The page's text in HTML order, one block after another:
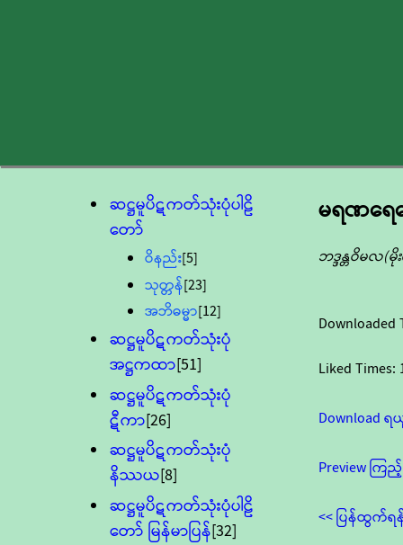
ဆဋ္ဌမူပိဋကတ်သုံးပုံပါဠိ
တော်
ဝိနည်း[5]
သုတ္တန်[23]
အဘိဓမ္မာ[12]
ဆဋ္ဌမူပိဋကတ်သုံးပုံ
အဋ္ဌကထာ[51]
ဆဋ္ဌမူပိဋကတ်သုံးပုံ
ဋီကာ[26]
ဆဋ္ဌမူပိဋကတ်သုံးပုံ
နိဿယ[8]
ဆဋ္ဌမူပိဋကတ်သုံးပုံပါဠိ
တော် မြန်မာပြန်[32]
မရဏရ
ဘဒ္ဒန္တဝိမလ
Downloaded
Liked Times:
Download
Preview ကြ
<< ပြန်ထွက်ရ